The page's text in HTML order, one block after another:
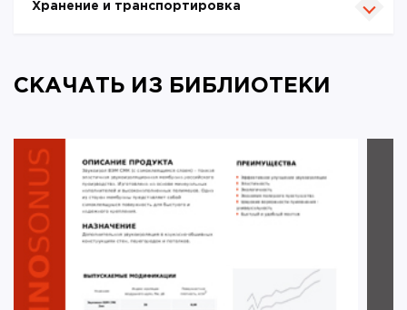
Хранение и транспортировка
СКАЧАТЬ ИЗ БИБЛИОТЕКИ